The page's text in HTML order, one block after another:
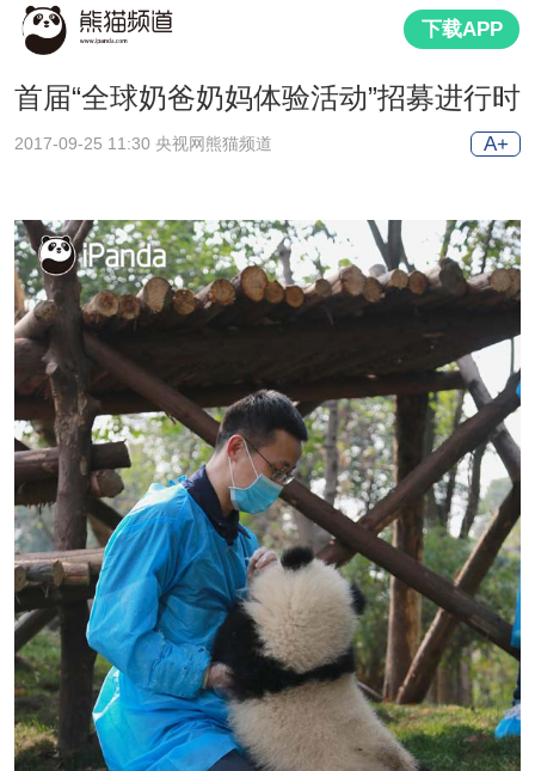
下载APP
首届“全球奶爸奶妈体验活动”招募进行时
2017-09-25 11:30 央视网熊猫频道 A+